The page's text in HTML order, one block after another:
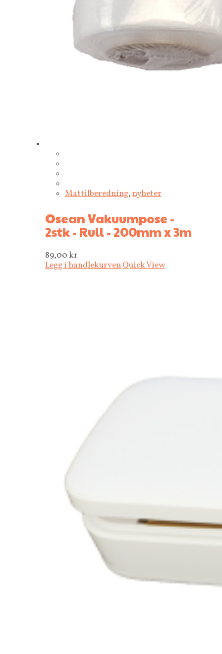
Mattilberedning,nyheter
Osean Vakuumpose -
2stk - Rull - 200mm x 3m
89,00kr
Legg i handlekurvenQuick View